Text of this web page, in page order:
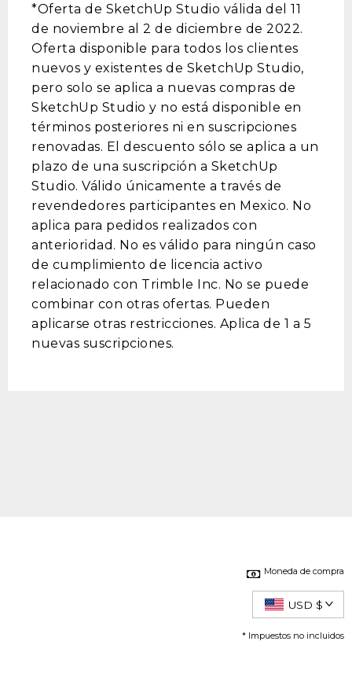
*Oferta de SketchUp Studio válida del 11
de noviembre al 2 de diciembre de 2022.
Oferta disponible para todos los clientes
nuevos y existentes de SketchUp Studio,
pero solo se aplica a nuevas compras de
SketchUp Studio y no está disponible en
términos posteriores ni en suscripciones
renovadas. El descuento sólo se aplica a un
plazo de una suscripción a SketchUp
Studio. Válido únicamente a través de
revendedores participantes en Mexico. No
aplica para pedidos realizados con
anterioridad. No es válido para ningún caso
de cumplimiento de licencia activo
relacionado con Trimble Inc. No se puede
combinar con otras ofertas. Pueden
aplicarse otras restricciones. Aplica de 1 a 5
nuevas suscripciones.
Moneda de compra
USD $
* Impuestos no incluidos